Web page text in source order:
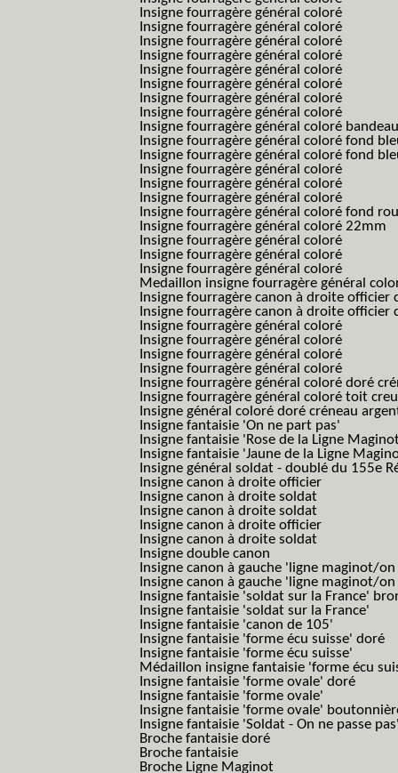
Insigne fourragère général coloré
Insigne fourragère général coloré
Insigne fourragère général coloré
Insigne fourragère général coloré
Insigne fourragère général coloré
Insigne fourragère général coloré
Insigne fourragère général coloré
Insigne fourragère général coloré
Insigne fourragère général coloré
Insigne fourragère général coloré fond
Insigne fourragère général coloré fond
Insigne fourragère général coloré
Insigne fourragère général coloré
Insigne fourragère général coloré
Insigne fourragère général coloré fond
Insigne fourragère général coloré 22mm
Insigne fourragère général coloré
Insigne fourragère général coloré
Insigne fourragère général coloré
Medaillon insigne fourragère général
Insigne fourragère canon à droite
Insigne fourragère canon à droite
Insigne fourragère général coloré
Insigne fourragère général coloré
Insigne fourragère général coloré
Insigne fourragère général coloré
Insigne fourragère général coloré doré
Insigne fourragère général coloré toit
Insigne général coloré doré créneau
Insigne fantaisie 'On ne part pas'
Insigne fantaisie 'Rose de la Ligne
Insigne fantaisie 'Jaune de la Ligne
Insigne général soldat - doublé du 155e
Insigne canon à droite officier
Insigne canon à droite soldat
Insigne canon à droite soldat
Insigne canon à droite officier
Insigne canon à droite soldat
Insigne double canon
Insigne canon à gauche 'ligne maginot/
Insigne canon à gauche 'ligne maginot/
Insigne fantaisie 'soldat sur la France'
Insigne fantaisie 'soldat sur la France'
Insigne fantaisie 'canon de 105'
Insigne fantaisie 'forme écu suisse' doré
Insigne fantaisie 'forme écu suisse'
Médaillon insigne fantaisie 'forme écu
Insigne fantaisie 'forme ovale' doré
Insigne fantaisie 'forme ovale'
Insigne fantaisie 'forme ovale'
Insigne fantaisie 'Soldat - On ne passe
Broche fantaisie doré
Broche fantaisie
Broche Ligne Maginot